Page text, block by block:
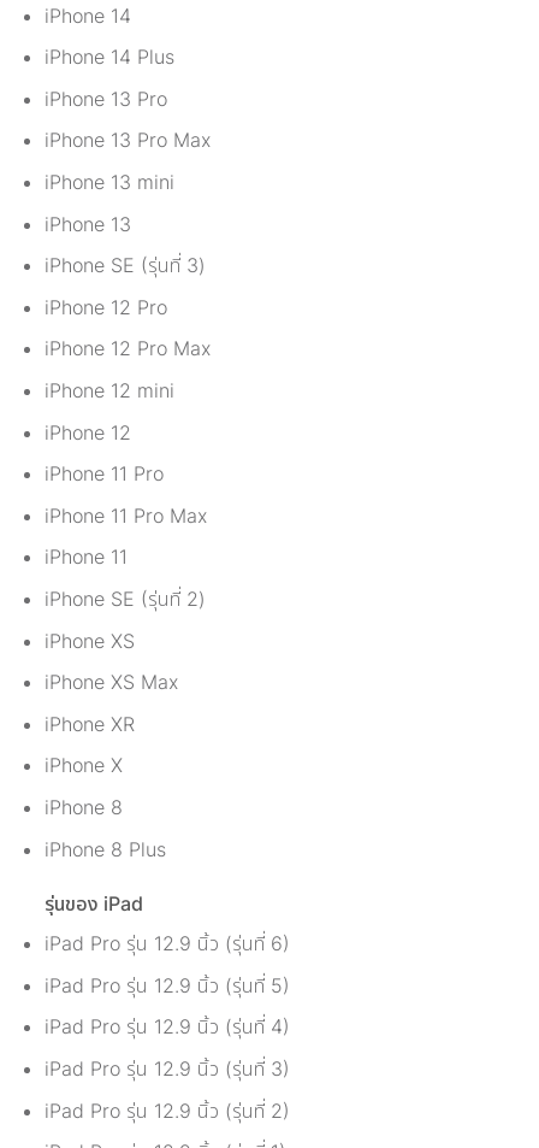
iPhone 14
iPhone 14 Plus
iPhone 13 Pro
iPhone 13 Pro Max
iPhone 13 mini
iPhone 13
iPhone SE (รุ่นที่ 3)
iPhone 12 Pro
iPhone 12 Pro Max
iPhone 12 mini
iPhone 12
iPhone 11 Pro
iPhone 11 Pro Max
iPhone 11
iPhone SE (รุ่นที่ 2)
iPhone XS
iPhone XS Max
iPhone XR
iPhone X
iPhone 8
iPhone 8 Plus
รุ่นของ iPad
iPad Pro รุ่น 12.9 นิ้ว (รุ่นที่ 6)
iPad Pro รุ่น 12.9 นิ้ว (รุ่นที่ 5)
iPad Pro รุ่น 12.9 นิ้ว (รุ่นที่ 4)
iPad Pro รุ่น 12.9 นิ้ว (รุ่นที่ 3)
iPad Pro รุ่น 12.9 นิ้ว (รุ่นที่ 2)